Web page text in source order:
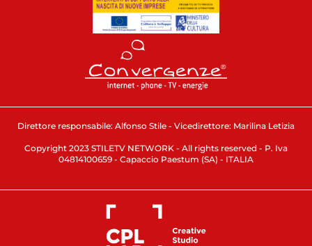
Direttore responsabile: Alfonso Stile - Vicedirettore: Marilina Letizia
Copyright 2023 STILETV NETWORK - All rights reserved - P. Iva
04814100659 - Capaccio Paestum (SA) - ITALIA